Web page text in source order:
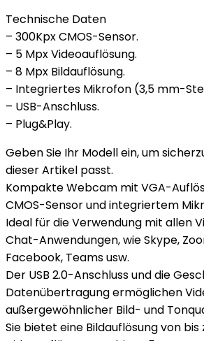
Technische Daten
– 300Kpx CMOS-Sensor.
– 5 Mpx Videoauflösung.
– 8 Mpx Bildauflösung.
– Integriertes Mikrofon (3,5 mm-
– USB-Anschluss.
– Plug&Play.
Geben Sie Ihr Modell ein, um
dieser Artikel passt.
Kompakte Webcam mit VGA-
CMOS-Sensor und integriertem
Ideal für die Verwendung mit allen
Chat-Anwendungen, wie Skype,
Facebook, Teams usw.
Der USB 2.0-Anschluss und die
Datenübertragung ermöglichen
außergewöhnlicher Bild- und
Sie bietet eine Bildauflösung von bis